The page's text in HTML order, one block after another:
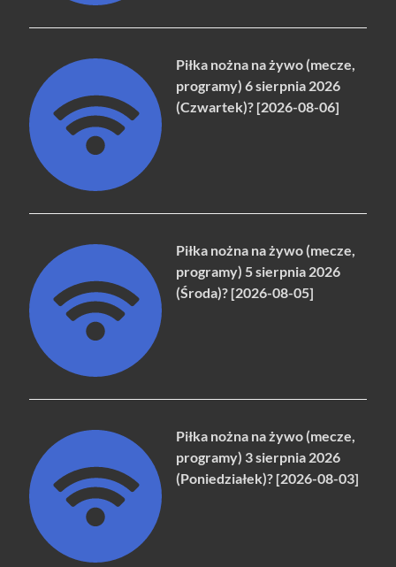
Piłka nożna na żywo (mecze,
programy) 6 sierpnia 2026
(Czwartek)? [2026-08-06]
Piłka nożna na żywo (mecze,
programy) 5 sierpnia 2026
(Środa)? [2026-08-05]
Piłka nożna na żywo (mecze,
programy) 3 sierpnia 2026
(Poniedziałek)? [2026-08-03]